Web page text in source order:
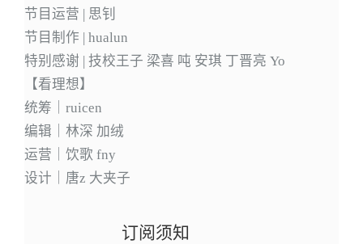
节目运营 | 思钊
节目制作 | hualun
特别感谢 | 技校王子 梁喜 吨 安琪 丁晋亮 Yo
【看理想】
统筹｜ruicen
编辑｜林深 加绒
运营｜饮歌 fny
设计｜唐z 大夹子
订阅须知